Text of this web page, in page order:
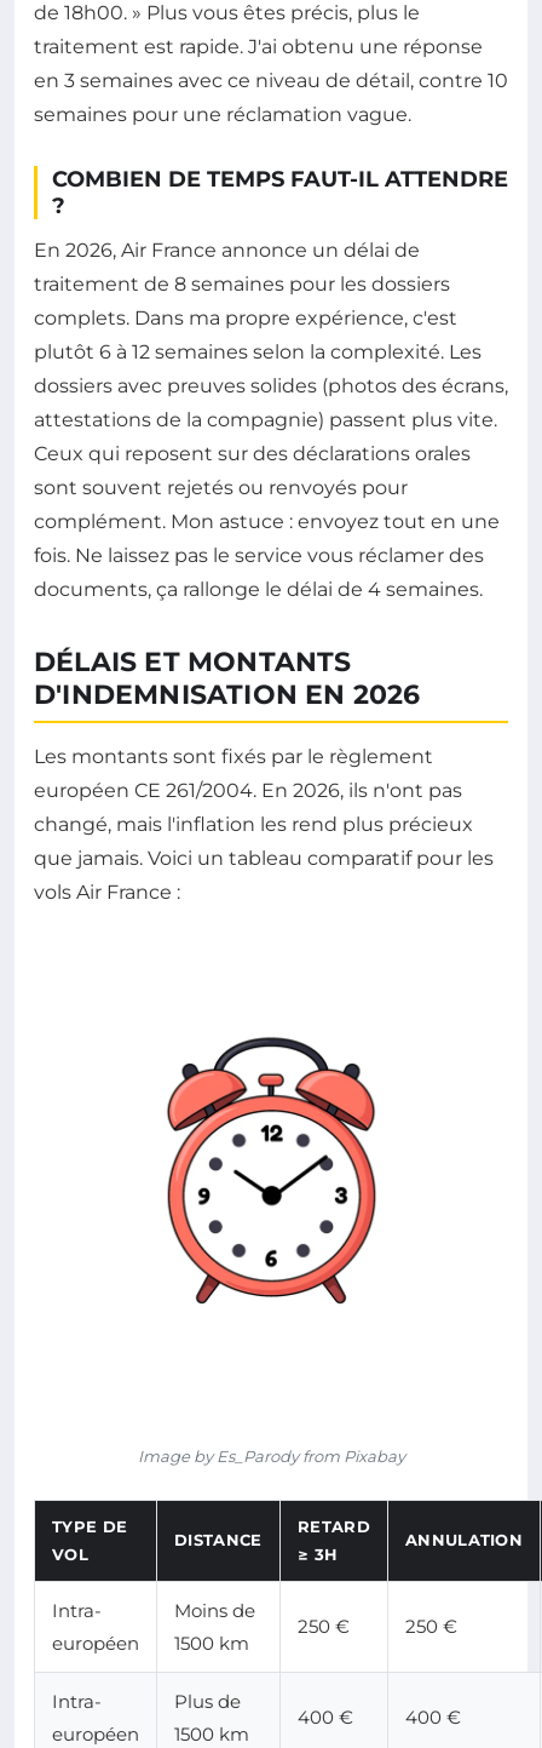
de 18h00. » Plus vous êtes précis, plus le
traitement est rapide. J'ai obtenu une réponse
en 3 semaines avec ce niveau de détail, contre 10
semaines pour une réclamation vague.
COMBIEN DE TEMPS FAUT-IL ATTENDRE
?
En 2026, Air France annonce un délai de
traitement de 8 semaines pour les dossiers
complets. Dans ma propre expérience, c'est
plutôt 6 à 12 semaines selon la complexité. Les
dossiers avec preuves solides (photos des écrans,
attestations de la compagnie) passent plus vite.
Ceux qui reposent sur des déclarations orales
sont souvent rejetés ou renvoyés pour
complément. Mon astuce : envoyez tout en une
fois. Ne laissez pas le service vous réclamer des
documents, ça rallonge le délai de 4 semaines.
DÉLAIS ET MONTANTS
D'INDEMNISATION EN 2026
Les montants sont fixés par le règlement
européen CE 261/2004. En 2026, ils n'ont pas
changé, mais l'inflation les rend plus précieux
que jamais. Voici un tableau comparatif pour les
vols Air France :
Image by Es_Parody from Pixabay
TYPE DE
VOL
DISTANCE
RETARD
≥ 3H
ANNULATION
Intra-
européen
Moins de
1500 km
250 € 250 €
Intra-
européen
Plus de
1500 km
400 € 400 €